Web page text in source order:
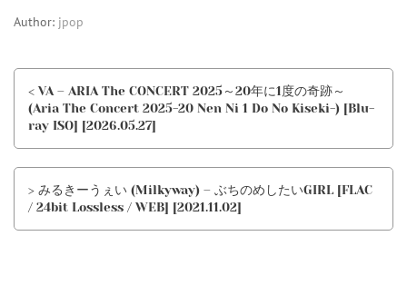
Author: jpop
< VA – ARIA The CONCERT 2025～20年に1度の奇跡～
(Aria The Concert 2025-20 Nen Ni 1 Do No Kiseki-) [Blu-
ray ISO] [2026.05.27]
> みるきーうぇい (Milkyway) – ぶちのめしたいGIRL [FLAC
/ 24bit Lossless / WEB] [2021.11.02]